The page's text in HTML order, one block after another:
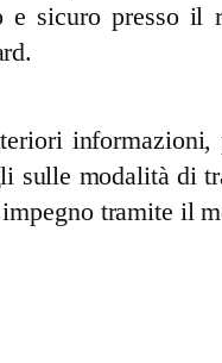
e sicuro presso il
informazioni,
sulle modalità di
impegno tramite il